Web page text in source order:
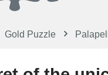
Gold Puzzle